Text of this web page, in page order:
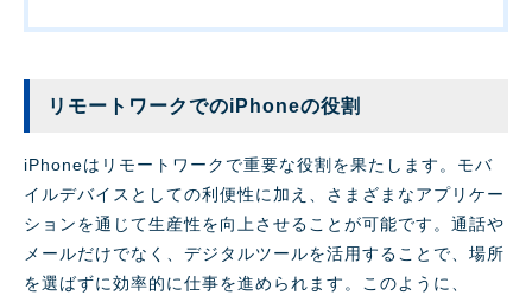
リモートワークでのiPhoneの役割
iPhoneはリモートワークで重要な役割を果たします。モバ
イルデバイスとしての利便性に加え、さまざまなアプリケー
ションを通じて生産性を向上させることが可能です。通話や
メールだけでなく、デジタルツールを活用することで、場所
を選ばずに効率的に仕事を進められます。このように、